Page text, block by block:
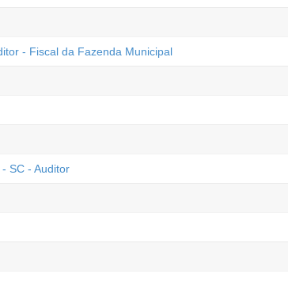
- Fiscal da Fazenda Municipal
SC - Auditor